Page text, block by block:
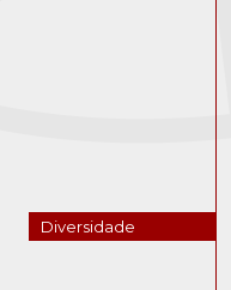
Diversidade